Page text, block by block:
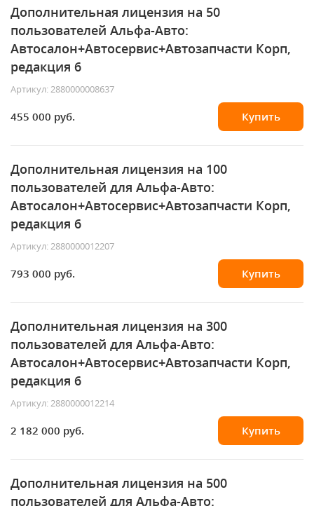
Дополнительная лицензия на 50
пользователей Альфа-Авто:
Автосалон+Автосервис+Автозапчасти Корп,
редакция 6
Артикул: 2880000008637
455 000 руб. Купить
Дополнительная лицензия на 100
пользователей для Альфа-Авто:
Автосалон+Автосервис+Автозапчасти Корп,
редакция 6
Артикул: 2880000012207
793 000 руб. Купить
Дополнительная лицензия на 300
пользователей для Альфа-Авто:
Автосалон+Автосервис+Автозапчасти Корп,
редакция 6
Артикул: 2880000012214
2 182 000 руб. Купить
Дополнительная лицензия на 500
пользователей для Альфа-Авто: